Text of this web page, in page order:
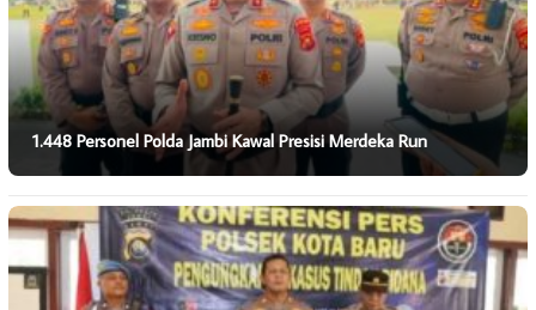
1.448 Personel Polda Jambi Kawal Presisi Merdeka Run